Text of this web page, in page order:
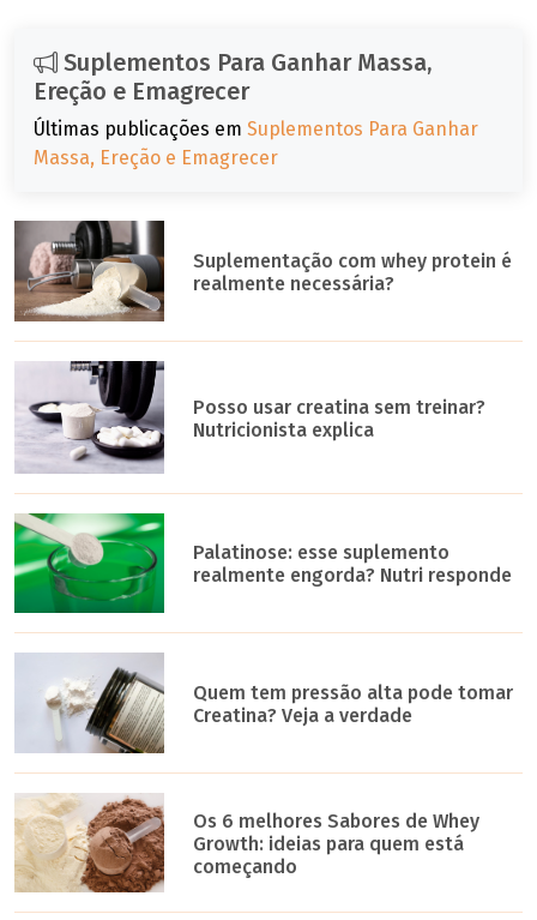
Suplementos Para Ganhar Massa,
Ereção e Emagrecer
Últimas publicações em Suplementos Para Ganhar
Massa, Ereção e Emagrecer
Suplementação com whey protein é
realmente necessária?
Posso usar creatina sem treinar?
Nutricionista explica
Palatinose: esse suplemento
realmente engorda? Nutri responde
Quem tem pressão alta pode tomar
Creatina? Veja a verdade
Os 6 melhores Sabores de Whey
Growth: ideias para quem está
começando